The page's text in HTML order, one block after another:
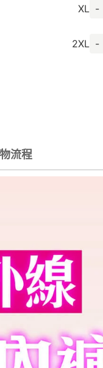
XL -
2XL -
流程